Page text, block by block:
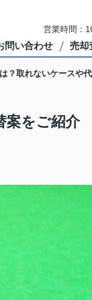
営業時間
問い合わせ 売却
？取れないケースや
案をご紹介